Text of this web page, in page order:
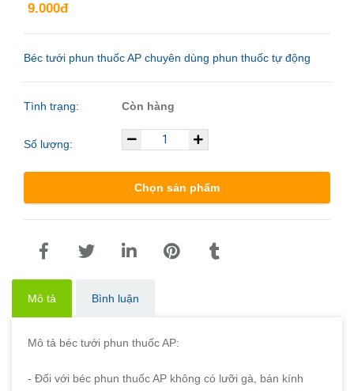
9.000đ
Béc tưới phun thuốc AP chuyên dùng phun thuốc tự động
Tình trạng: Còn hàng
Số lượng:
Chọn sản phẩm
Mô tả Bình luận
Mô tả béc tưới phun thuốc AP:
- Đối với béc phun thuốc AP không có lưỡi gà, bán kính